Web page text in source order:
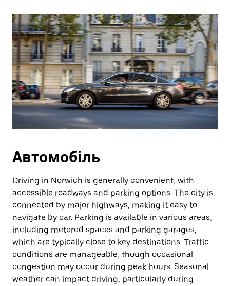
Автомобіль
Driving in Norwich is generally convenient, with
accessible roadways and parking options. The city is
connected by major highways, making it easy to
navigate by car. Parking is available in various areas,
including metered spaces and parking garages,
which are typically close to key destinations. Traffic
conditions are manageable, though occasional
congestion may occur during peak hours. Seasonal
weather can impact driving, particularly during